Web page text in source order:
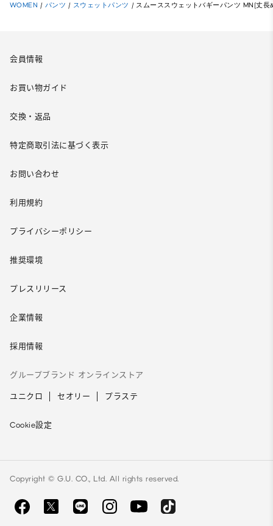
WOMEN / パンツ / スウェットパンツ / スムーススウェットバギーパンツ MN(丈長
会員情報
お買い物ガイド
交換・返品
特定商取引法に基づく表示
お問い合わせ
利用規約
プライバシーポリシー
推奨環境
プレスリリース
企業情報
採用情報
グループブランド オンラインストア
ユニクロ セオリー プラステ
Cookie設定
Copyright © G.U. CO., Ltd. All rights reserved.